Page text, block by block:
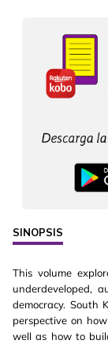
SINOPSIS
This volume
underdeveloped,
democracy. South
perspective on
well as how to